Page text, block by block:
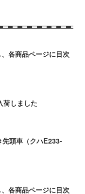
各商品ページに目次
荷しました
頭車（クハE233-
各商品ページに目次